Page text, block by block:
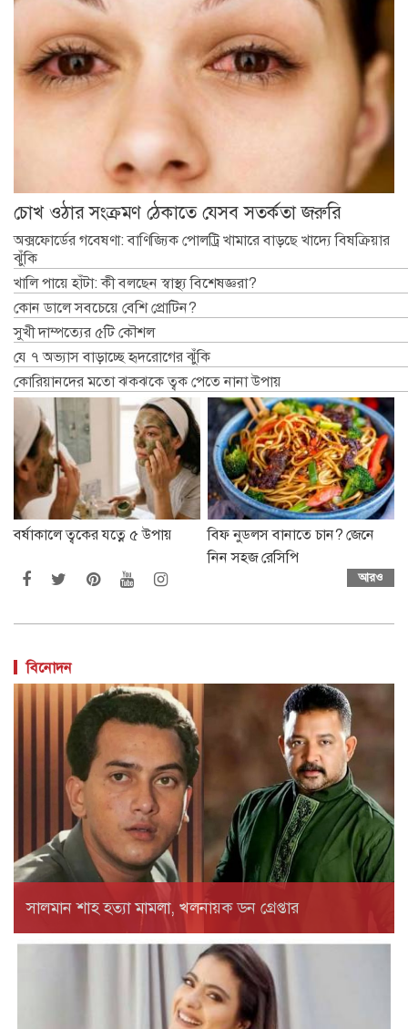
চোখ ওঠার সংক্রমণ ঠেকাতে যেসব সতর্কতা জরুরি
অক্সফোর্ডের গবেষণা: বাণিজ্যিক পোলট্রি খামারে বাড়ছে খাদ্যে বিষক্রিয়ার
ঝুঁকি
খালি পায়ে হাঁটা: কী বলছেন স্বাস্থ্য বিশেষজ্ঞরা?
কোন ডালে সবচেয়ে বেশি প্রোটিন?
সুখী দাম্পত্যের ৫টি কৌশল
যে ৭ অভ্যাস বাড়াচ্ছে হৃদরোগের ঝুঁকি
কোরিয়ানদের মতো ঝকঝকে ত্বক পেতে নানা উপায়
বর্ষাকালে ত্বকের যত্নে ৫ উপায়
বিফ নুডলস বানাতে চান? জেনে
নিন সহজ রেসিপি
আরও
বিনোদন
সালমান শাহ হত্যা মামলা, খলনায়ক ডন গ্রেপ্তার